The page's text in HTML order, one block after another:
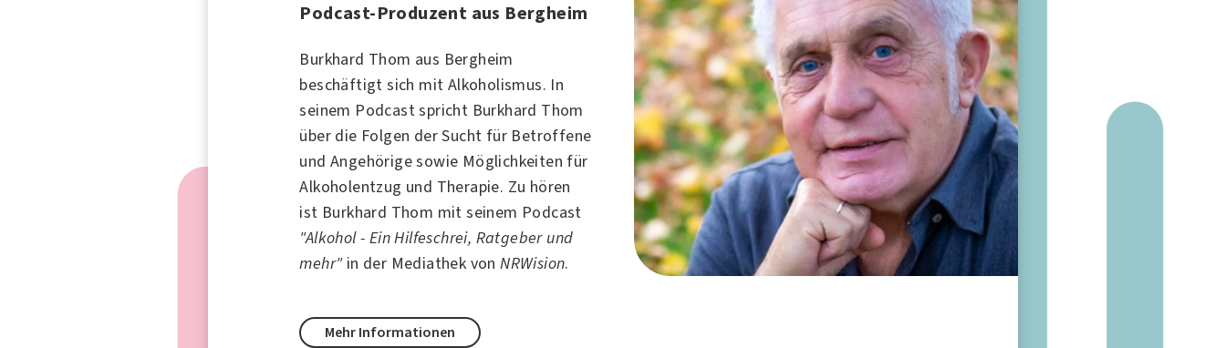
Podcast-Produzent aus Bergheim
Burkhard Thom aus Bergheim
beschäftigt sich mit Alkoholismus. In
seinem Podcast spricht Burkhard Thom
über die Folgen der Sucht für Betroffene
und Angehörige sowie Möglichkeiten für
Alkoholentzug und Therapie. Zu hören
ist Burkhard Thom mit seinem Podcast
"Alkohol - Ein Hilfeschrei, Ratgeber und
mehr"in der Mediathek vonNRWision.
Mehr Informationen